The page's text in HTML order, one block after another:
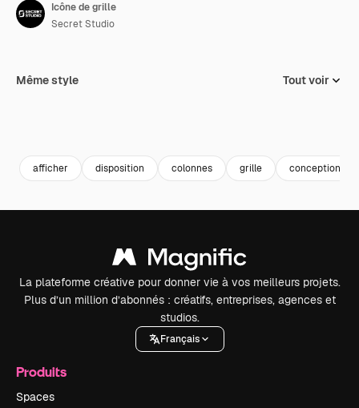
Icône de grille
Secret Studio
Même style Tout voir
afficher disposition colonnes grille conception
La plateforme créative pour donner vie à vos meilleurs projets.
Plus d’un million d’abonnés : créatifs, entreprises, agences et
studios.
Français
Produits
Spaces